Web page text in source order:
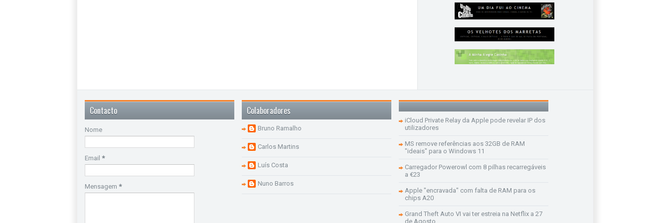
Contacto
Nome
Email *
Mensagem *
Colaboradores
Bruno Ramalho
Carlos Martins
Luís Costa
Nuno Barros
iCloud Private Relay da Apple pode revelar IP dos
utilizadores
MS remove referências aos 32GB de RAM
"ideais" para o Windows 11
Carregador Powerowl com 8 pilhas recarregáveis
a €23
Apple "encravada" com falta de RAM para os
chips A20
Grand Theft Auto VI vai ter estreia na Netflix a 27
de Agosto